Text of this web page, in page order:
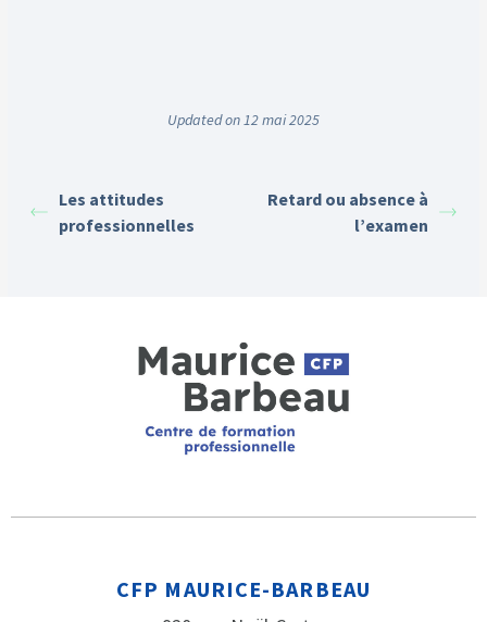
Updated on 12 mai 2025
Les attitudes
professionnelles
Retard ou absence à
l’examen
CFP MAURICE-BARBEAU